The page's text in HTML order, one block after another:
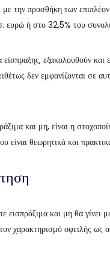
με την προσθήκη των
ευρώ ή στο 32,5% του
εξακολουθούν
δεν εμφανίζονται σε
και μη, είναι η
είναι θεωρητικά και
και μη θα γίνει
χαρακτηρισμό οφειλής ως